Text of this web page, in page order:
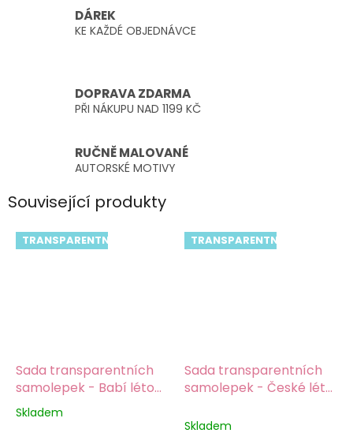
DÁREK
KE KAŽDÉ OBJEDNÁVCE
DOPRAVA ZDARMA
PŘI NÁKUPU NAD 1199 KČ
RUČNĚ MALOVANÉ
AUTORSKÉ MOTIVY
Související produkty
TRANSPARENTNÍ
Sada transparentních
samolepek - Babí léto
na filmu
Průměrné
Skladem
TRANSPARENTNÍ
Sada transparentních
samolepek - České léto
Skladem